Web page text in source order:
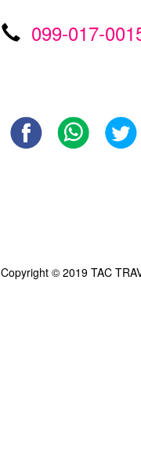
099-017-
Copyright © 2019 TAC